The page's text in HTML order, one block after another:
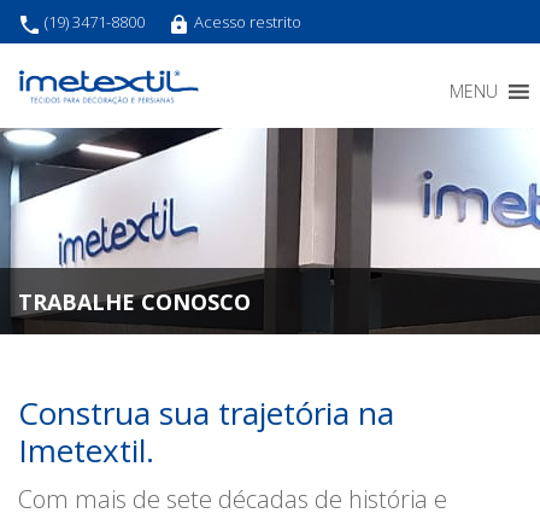
(19) 3471-8800 Acesso restrito
MENU
TRABALHE CONOSCO
Home»Trabalhe Conosco
Construa sua trajetória na
Imetextil.
Com mais de sete décadas de história e